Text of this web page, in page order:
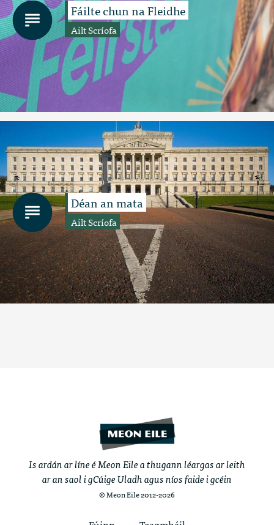
Fáilte chun na Fleidhe
Ailt Scríofa
Déan an mata
Ailt Scríofa
Is ardán ar líne é Meon Eile a thugann léargas ar leith
ar an saol i gCúige Uladh agus níos faide i gcéin
© Meon Eile 2012-2026